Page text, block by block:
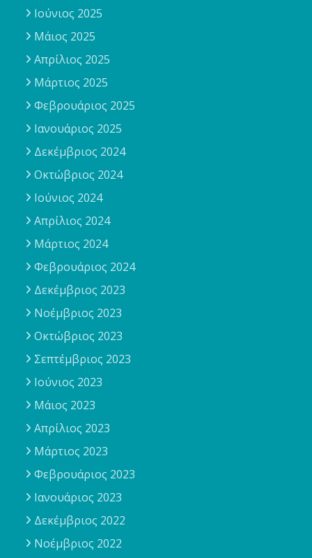
Ιούνιος 2025
Μάιος 2025
Απρίλιος 2025
Μάρτιος 2025
Φεβρουάριος 2025
Ιανουάριος 2025
Δεκέμβριος 2024
Οκτώβριος 2024
Ιούνιος 2024
Απρίλιος 2024
Μάρτιος 2024
Φεβρουάριος 2024
Δεκέμβριος 2023
Νοέμβριος 2023
Οκτώβριος 2023
Σεπτέμβριος 2023
Ιούνιος 2023
Μάιος 2023
Απρίλιος 2023
Μάρτιος 2023
Φεβρουάριος 2023
Ιανουάριος 2023
Δεκέμβριος 2022
Νοέμβριος 2022